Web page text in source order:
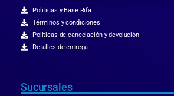
Politicas y Base Rifa
Términos y condiciones
Políticas de cancelación y devolución
Detalles de entrega
Sucursales